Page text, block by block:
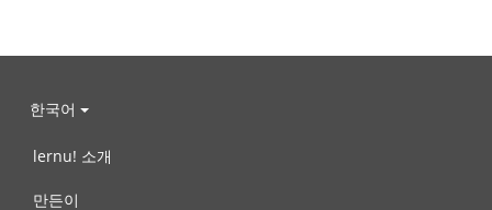
한국어
lernu! 소개
만든이